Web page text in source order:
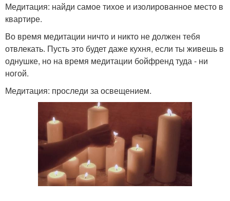
Медитация: найди самое тихое и изолированное место в
квартире.
Во время медитации ничто и никто не должен тебя
отвлекать. Пусть это будет даже кухня, если ты живешь в
однушке, но на время медитации бойфренд туда - ни
ногой.
Медитация: проследи за освещением.